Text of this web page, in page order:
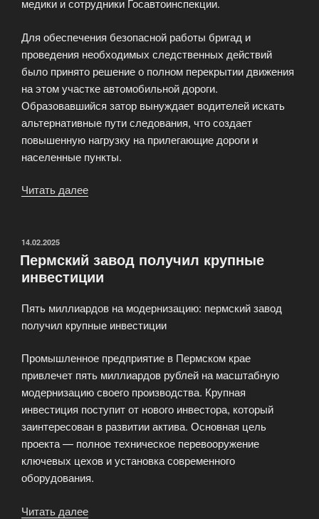
медики и сотрудники Госавтоинспекции.
Для обеспечения безопасной работы бригад и
проведения необходимых следственных действий
было принято решение о полном перекрытии движения
на этом участке автомобильной дороги.
Образовавшийся затор вынуждает водителей искать
альтернативные пути следования, что создает
повышенную нагрузку на прилегающие дороги и
населенные пункты.
Читать далее
под
Тюменью»
ОПУБЛИКОВАНО
14.02.2025
Пермский завод получил крупные
инвестиции
Пять миллиардов на модернизацию: пермский завод
получил крупные инвестиции
Промышленное предприятие в Пермском крае
привлечет пять миллиардов рублей на масштабную
модернизацию своего производства. Крупная
инвестиция поступит от нового инвестора, который
заинтересован в развитии актива. Основная цель
проекта — полное техническое перевооружение
ключевых цехов и установка современного
оборудования.
Читать далее